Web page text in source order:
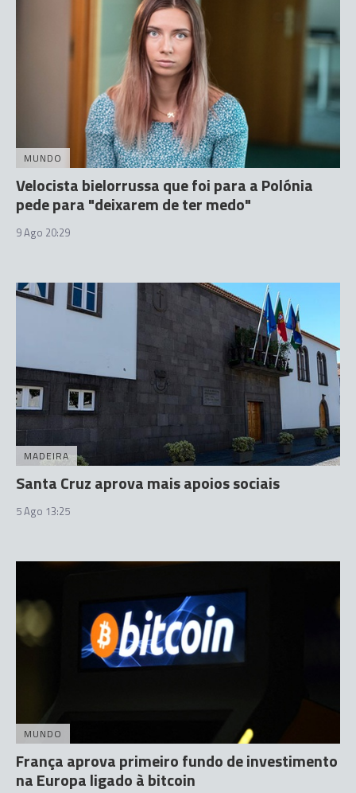
MUNDO
Velocista bielorrussa que foi para a Polónia
pede para "deixarem de ter medo"
9 Ago 20:29
MADEIRA
Santa Cruz aprova mais apoios sociais
5 Ago 13:25
MUNDO
França aprova primeiro fundo de investimento
na Europa ligado à bitcoin